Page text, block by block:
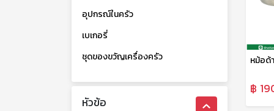
อุปกรณ์ในครัว
เบเกอรี่
ชุดของขวัญเครื่องครัว
หัวข้อ
หม้อด้
฿